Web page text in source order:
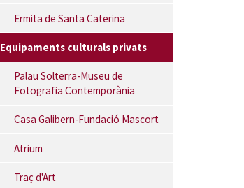
Ermita de Santa Caterina
Equipaments culturals privats
Palau Solterra-Museu de
Fotografia Contemporània
Casa Galibern-Fundació Mascort
Atrium
Traç d'Art